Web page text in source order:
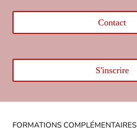
Contact
S'inscrire
FORMATIONS COMPLÉMENTAIRES